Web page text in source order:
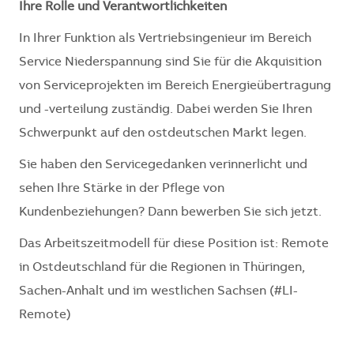
Ihre Rolle und Verantwortlichkeiten
In Ihrer Funktion als Vertriebsingenieur im Bereich
Service Niederspannung sind Sie für die Akquisition
von Serviceprojekten im Bereich Energieübertragung
und -verteilung zuständig. Dabei werden Sie Ihren
Schwerpunkt auf den ostdeutschen Markt legen.
Sie haben den Servicegedanken verinnerlicht und
sehen Ihre Stärke in der Pflege von
Kundenbeziehungen? Dann bewerben Sie sich jetzt.
Das Arbeitszeitmodell für diese Position ist: Remote
in Ostdeutschland für die Regionen in Thüringen,
Sachen-Anhalt und im westlichen Sachsen (#LI-
Remote)